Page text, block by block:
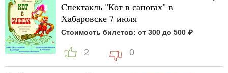
Cпектакль "Кот в сапогах" в
Хабаровске 7 июля
Стоимость билетов: от 300 до 500 ₽
2 0